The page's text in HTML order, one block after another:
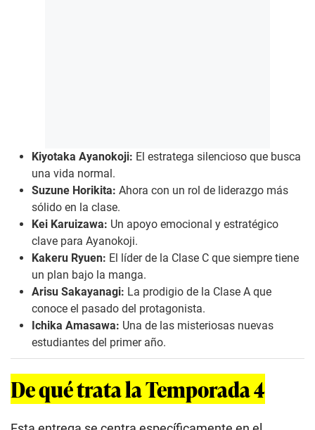
Kiyotaka Ayanokoji: El estratega silencioso que busca
una vida normal.
Suzune Horikita: Ahora con un rol de liderazgo más
sólido en la clase.
Kei Karuizawa: Un apoyo emocional y estratégico
clave para Ayanokoji.
Kakeru Ryuen: El líder de la Clase C que siempre tiene
un plan bajo la manga.
Arisu Sakayanagi: La prodigio de la Clase A que
conoce el pasado del protagonista.
Ichika Amasawa: Una de las misteriosas nuevas
estudiantes del primer año.
De qué trata la Temporada 4